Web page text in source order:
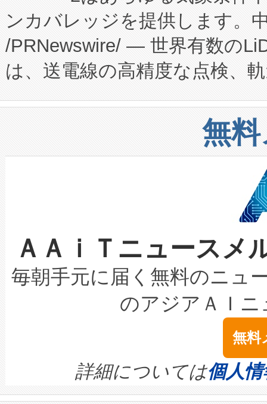
Fully-Connected Continuous
プログラムには、施設設計・
に関する技術移転および知的
構造化トレーニングカリキュ
上げおよび商用化段階におけ
設備整備および立ち上げ調整
加組織は、Enzeneのバイオ
選定された製品について、自
取得できる可能性もあります
設には、3億～4億ドルかか
最高経営責任者（CEO）であ
す。「当社のfully-connected
ームを利用すれば、6,000万
きます。この効率性は、フェ
ーエネルギー貯蔵システム（
た。 Voltaiq独自のAI搭載プラ
定、統合、導入、運用に至る
安全性を追跡し、確保する事
増加しているデータセンター
る電力網に大きな負担をかけ
事業者の負担軽減という課題
系統連系を迅速にし、ピーク
限を超えて利用可能な電力容
持できるよう貢献します。こ
ービスレベル契約（SLA）違
テリー性能の劣化によるダウ
念は、現在データセンターが
ます。 Voltaiq provides a
quality and reliability for AI
BESS stack to ensure battery
ンカバレッジを提供します。
/PRNewswire/ — 世界有数の
は、送電線の高精度な点検、
や穀物倉庫におけるバルク材
リューション「Avia 2」を発
したAvia 2は、1,000メート
狭視野のFOVを切り替えるこ
ケーブル、枝などの細かな対
なレーザースポットにより、
な環境下でも豊かなディテー
キロメートル範囲を検出
LiDAR for Inspections,
は1535 nmレーザーを搭載。
イズの小径化を実現すること
す。ノーマルモードでは、
ートル先まで検出でき、これ
無
ＡＡｉＴニュース
毎朝手元に届く無料のニュ
のアジアＡＩ
無料
詳細については個人